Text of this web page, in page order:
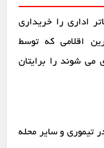
اداری را خریداری
اقلامی که توسط
می شوند را برایتان
تیموری و سایر محله